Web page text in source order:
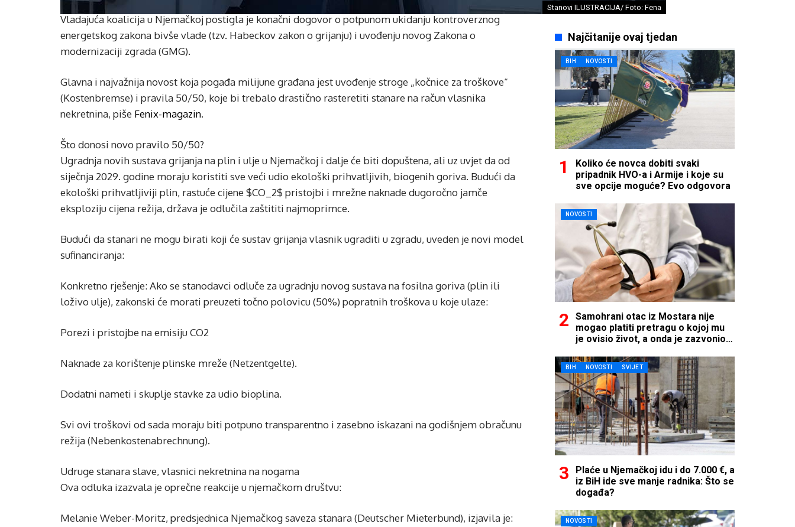
Stanovi ILUSTRACIJA/ Foto: Fena
Vladajuća koalicija u Njemačkoj postigla je konačni dogovor o potpunom ukidanju kontroverznog
energetskog zakona bivše vlade (tzv. Habeckov zakon o grijanju) i uvođenju novog Zakona o
modernizaciji zgrada (GMG).
Glavna i najvažnija novost koja pogađa milijune građana jest uvođenje stroge „kočnice za troškove“
(Kostenbremse) i pravila 50/50, koje bi trebalo drastično rasteretiti stanare na račun vlasnika
nekretnina, piše Fenix-magazin.
Što donosi novo pravilo 50/50?
Ugradnja novih sustava grijanja na plin i ulje u Njemačkoj i dalje će biti dopuštena, ali uz uvjet da od
siječnja 2029. godine moraju koristiti sve veći udio ekološki prihvatljivih, biogenih goriva. Budući da
ekološki prihvatljiviji plin, rastuće cijene $CO_2$ pristojbi i mrežne naknade dugoročno jamče
eksploziju cijena režija, država je odlučila zaštititi najmoprimce.
Budući da stanari ne mogu birati koji će sustav grijanja vlasnik ugraditi u zgradu, uveden je novi model
sufinanciranja:
Konkretno rješenje: Ako se stanodavci odluče za ugradnju novog sustava na fosilna goriva (plin ili
loživo ulje), zakonski će morati preuzeti točno polovicu (50%) popratnih troškova u koje ulaze:
Porezi i pristojbe na emisiju CO2
Naknade za korištenje plinske mreže (Netzentgelte).
Dodatni nameti i skuplje stavke za udio bioplina.
Svi ovi troškovi od sada moraju biti potpuno transparentno i zasebno iskazani na godišnjem obračunu
režija (Nebenkostenabrechnung).
Udruge stanara slave, vlasnici nekretnina na nogama
Ova odluka izazvala je oprečne reakcije u njemačkom društvu:
Melanie Weber-Moritz, predsjednica Njemačkog saveza stanara (Deutscher Mieterbund), izjavila je:
Najčitanije ovaj tjedan
BIH NOVOSTI
Koliko će novca dobiti svaki
pripadnik HVO-a i Armije i koje su
sve opcije moguće? Evo odgovora
NOVOSTI
Samohrani otac iz Mostara nije
mogao platiti pretragu o kojoj mu
je ovisio život, a onda je zazvonio
BIH NOVOSTI SVIJET
Plaće u Njemačkoj idu i do 7.000 €, a
iz BiH ide sve manje radnika: Što se
događa?
NOVOSTI